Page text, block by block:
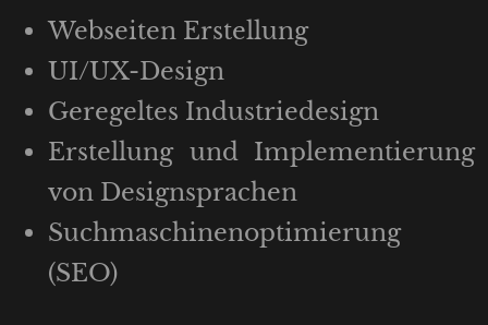
Webseiten Erstellung
UI/UX-Design
Geregeltes Industriedesign
Erstellung und Implementierung
von Designsprachen
Suchmaschinen­optimierung
(SEO)